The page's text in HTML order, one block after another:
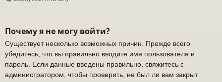
Почему я не могу войти?
Существует несколько возможных причин. Прежде всего
убедитесь, что вы правильно вводите имя пользователя и
пароль. Если данные введены правильно, свяжитесь с
администратором, чтобы проверить, не был ли вам закрыт